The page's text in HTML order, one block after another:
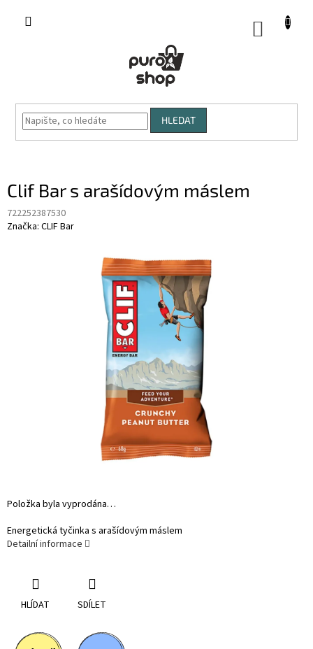
HLEDAT
Clif Bar s arašídovým máslem
722252387530
Značka: CLIF Bar
Položka byla vyprodána…
Energetická tyčinka s arašídovým máslem
Detailní informace
HLÍDAT SDÍLET